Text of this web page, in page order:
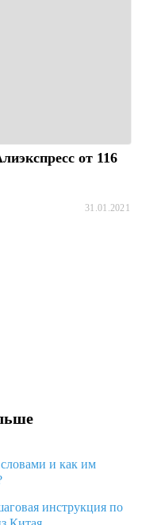
от 116
31.01.2021
и как им
инструкция по